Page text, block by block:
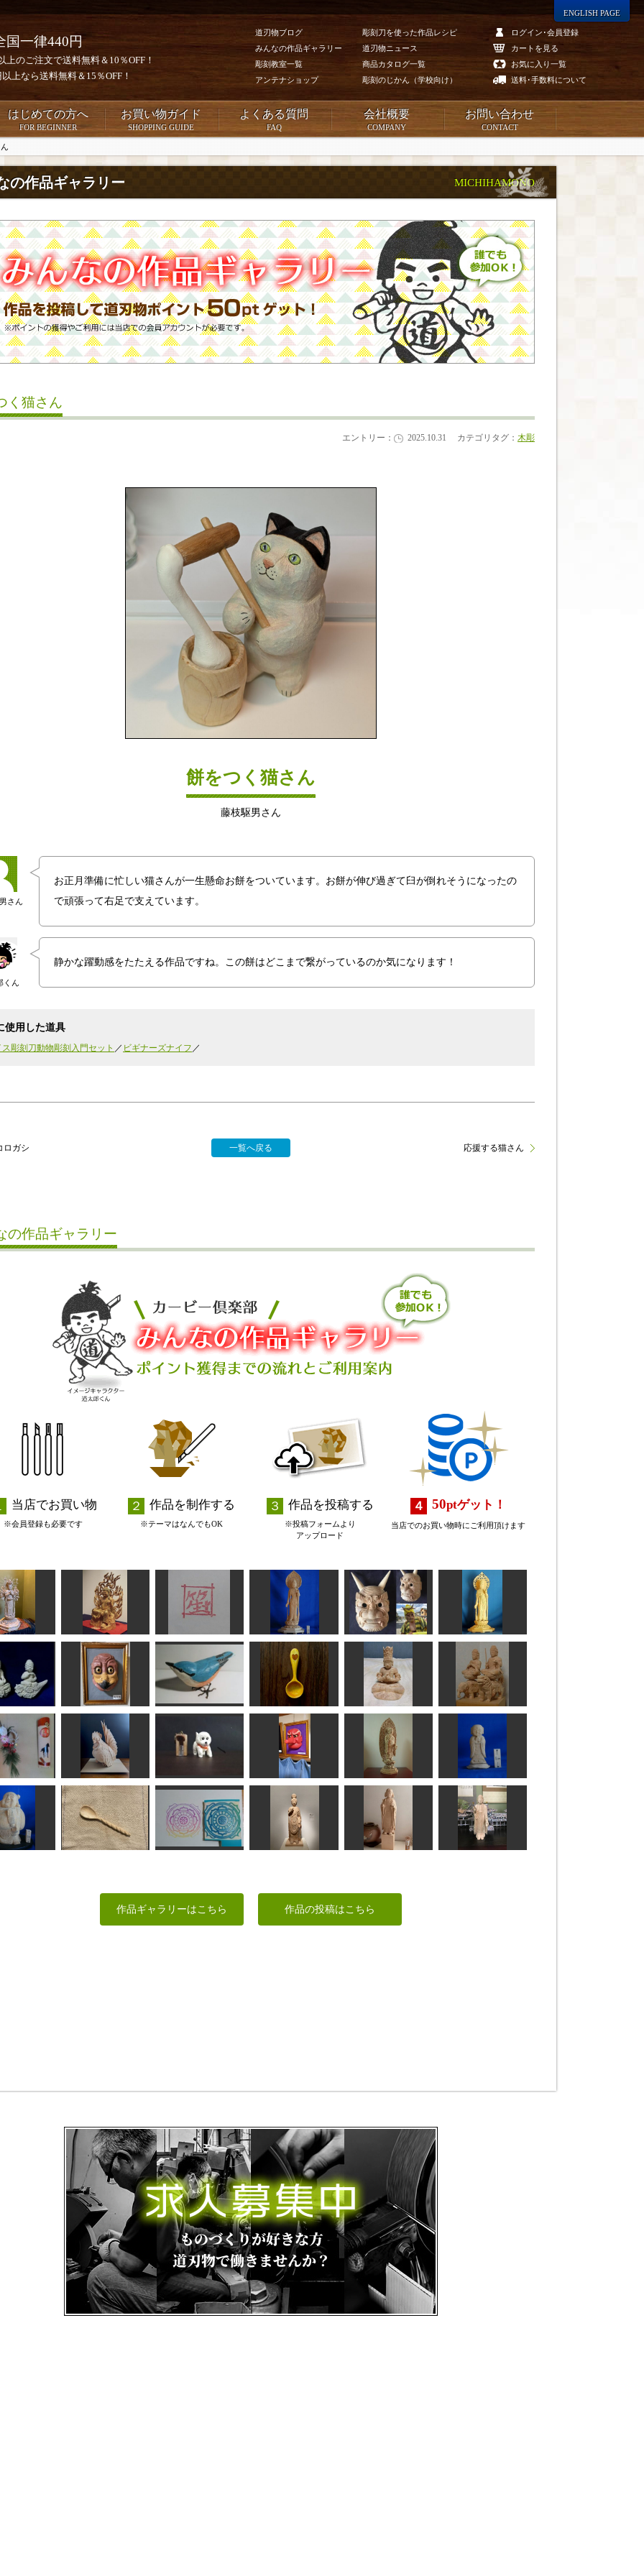
国一律440円
上のご注文で送料無料＆10％OFF！
上なら送料無料＆15％OFF！
道刃物ブログ
みんなの作品ギャラリー
彫刻教室一覧
アンテナショップ
彫刻刀を使った作品レシピ
道刃物ニュース
商品カタログ一覧
彫刻のじかん（学校向け）
ログイン･会員登録
カートを見る
お気に入り一覧
送料･手数料について
ENGLISH PAGE
はじめての方へ
FOR BEGINNER
お買い物ガイド
SHOPPING GUIDE
よくある質問
FAQ
会社概要
COMPANY
お問い合わせ
CONTACT
の作品ギャラリー MICHIHAMONO
く猫さん
エントリー： 2025.10.31 カテゴリタグ： 木彫
餅をつく猫さん
藤枝駆男さん
さん
お正月準備に忙しい猫さんが一生懸命お餅をついています。お餅が伸び過ぎて臼が倒れそうになったの
で頑張って右足で支えています。
くん
静かな躍動感をたたえる作品ですね。この餅はどこまで繋がっているのか気になります！
使用した道具
ス彫刻刀動物彫刻入門セット ビギナーズナイフ
ロガシ 一覧へ戻る 応援する猫さん
の作品ギャラリー
当店でお買い物
※会員登録も必要です
作品を制作する
※テーマはなんでもOK
作品を投稿する
※投稿フォームより
アップロード
50ptゲット！
当店でのお買い物時にご利用頂けます
音菩薩像
ちゃん
不動明王
ちゅうさん
一文字てん刻
SHO
聖観音菩薩像
ta-chann
やぶ（神山）
TORU
瑠璃観音像
ta-chann
稚児菩薩
kiyonk
烏鳥
内藤武宝
ゴジュウカラ コーヒースプーン
wavers design
大日如来坐像
ぱんでし
文殊菩薩、普賢菩薩
なんぺい
彫り
taka
矮鶏
N(エヌ)
犬
HANA
猿田面
武宝
清凉寺式釈迦如来立
像
ちゅうさん
お地蔵さん
ta-chann
ねじれたスプーン マンダラ
柊
菩薩立像
かっちゃん
太子孝養像
かっちゃん
作品ギャラリーはこちら 作品の投稿はこちら